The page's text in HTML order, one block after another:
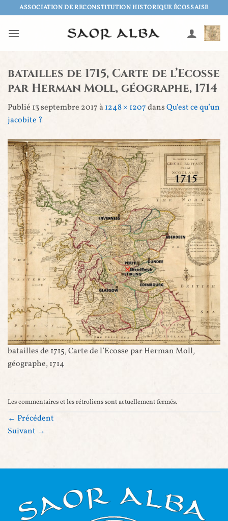
Passer
au
contenu
ASSOCIATION DE RECONSTITUTION HISTORIQUE ÉCOSSAISE
batailles de 1715, Carte de l’Ecosse
par Herman Moll, géographe, 1714
Publié 13 septembre 2017à1248 × 1207dansQu’est ce qu’un
jacobite ?
batailles de 1715, Carte de l’Ecosse par Herman Moll,
géographe, 1714
Les commentaires et les rétroliens sont actuellement fermés.
← Précédent
Suivant →